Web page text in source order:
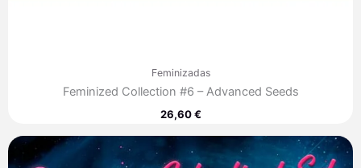
Feminizadas
Feminized Collection #6 – Advanced Seeds
26,60€